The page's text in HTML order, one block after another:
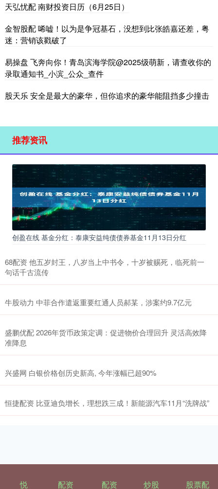
天弘忧配 南财投资日历（6月25日）
金智股配 唏嘘！以为是争冠基石，没想到比张皓嘉还差，粤
迷：营销该戳破了
易操盘 飞奔向你！青岛滨海学院@2025级萌新，请查收你的
录取通知书_小滨_公众_查件
股天乐 安全是最大的豪华，但你追求的豪华能阻挡多少撞击
推荐资讯
创盈在线 基金分红：泰康安益纯债债券基金11月13日分红
68配资 他五岁封王，八岁当上中书令，十岁被赐死，临死前一
句话千古流传
牛股动力 中菲合作遣返重要红通人员郝某，涉案约9.7亿元
盛鹏优配 2026年货币政策定调：促进物价合理回升 灵活高效降
准降息
兴盛网 白银价格创历史新高, 今年涨幅已超90%
恒捷配资 比亚迪负增长，理想跌三成！新能源汽车11月“洗牌战”
悦 配资 配资 炒股 股票配